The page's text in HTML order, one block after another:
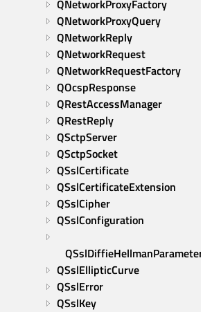
QNetworkProxyFactory
QNetworkProxyQuery
QNetworkReply
QNetworkRequest
QNetworkRequestFactory
QOcspResponse
QRestAccessManager
QRestReply
QSctpServer
QSctpSocket
QSslCertificate
QSslCertificateExtension
QSslCipher
QSslConfiguration
QSslDiffieHellmanParameters
QSslEllipticCurve
QSslError
QSslKey